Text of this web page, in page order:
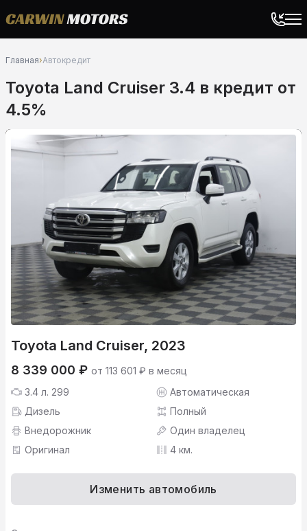
Главная›Автокредит
Toyota Land Cruiser 3.4 в кредит от
4.5%
Toyota Land Cruiser, 2023
8 339 000 ₽ от 113 601 ₽ в месяц
3.4 л. 299
Автоматическая
Дизель
Полный
Внедорожник
Один владелец
Оригинал
4 км.
Изменить автомобиль